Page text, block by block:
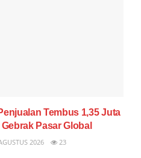
Tembus 1,35 Juta
Pasar Global
2026 23